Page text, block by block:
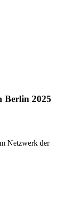
Berlin 2025
Netzwerk der